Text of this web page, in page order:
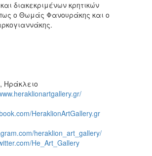
διακεκριμένων κρητικών
ο Θωμάς Φανουράκης και ο
Ηράκλειο
HeraklionArtGallery.gr
heraklion_art_gallery/
He_Art_Gallery